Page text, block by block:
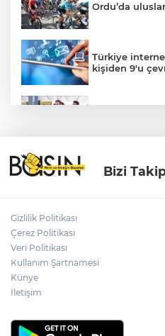
Ordu’da
Türkiye
kişiden 9'u
Doğu
Termal
Bizi
Gizlilik Politikası
Çerez Politikası
Veri Politikası
Kullanım Şartnamesi
Künye
İletişim